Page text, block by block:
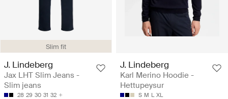
Slim fit
J. Lindeberg
Jax LHT Slim Jeans -
Slim jeans
28 29 30 31 32
J. Lindeberg
Karl Merino Hoodie -
Hettupeysur
S M L XL